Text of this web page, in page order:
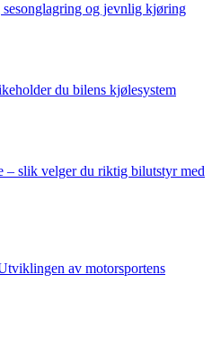
og jevnlig kjøring
du bilens kjølesystem
– slik velger du riktig bilutstyr med
av motorsportens